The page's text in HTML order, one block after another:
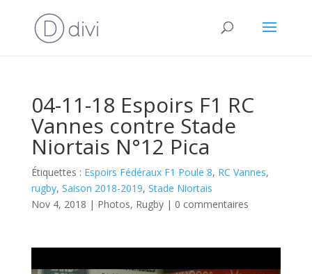
04-11-18 Espoirs F1 RC
Vannes contre Stade
Niortais N°12 Pica
Étiquettes : Espoirs Fédéraux F1 Poule 8, RC Vannes,
rugby, Saison 2018-2019, Stade Niortais
Nov 4, 2018 | Photos, Rugby| 0 commentaires